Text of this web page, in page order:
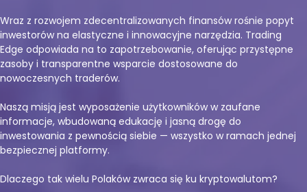
Wraz z rozwojem zdecentralizowanych finansów rośnie popyt
inwestorów na elastyczne i innowacyjne narzędzia. Trading
Edge odpowiada na to zapotrzebowanie, oferując przystępne
zasoby i transparentne wsparcie dostosowane do
nowoczesnych traderów.
Naszą misją jest wyposażenie użytkowników w zaufane
informacje, wbudowaną edukację i jasną drogę do
inwestowania z pewnością siebie — wszystko w ramach jednej
bezpiecznej platformy.
Dlaczego tak wielu Polaków zwraca się ku kryptowalutom?